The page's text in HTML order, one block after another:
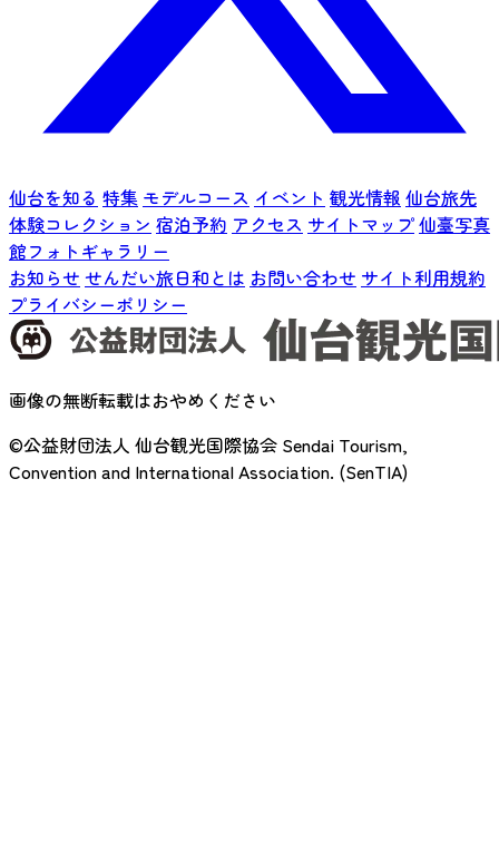
仙台を知る 特集 モデルコース イベント 観光情報 仙台旅先
体験コレクション 宿泊予約 アクセス サイトマップ仙臺写真
館フォトギャラリー
お知らせ せんだい旅日和とは お問い合わせ サイト利用規約
プライバシーポリシー
画像の無断転載はおやめください
©公益財団法人 仙台観光国際協会 Sendai Tourism,
Convention and International Association. (SenTIA)